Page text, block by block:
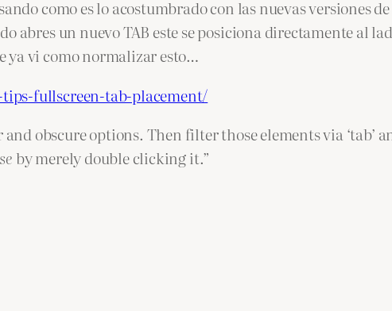
como es lo acostumbrado con las nuevas versiones
abres un nuevo TAB este se posiciona directamente al
ya vi como normalizar esto…
fullscreen-tab-placement/
obscure options. Then filter those elements via ‘tab’
by merely double clicking it.”